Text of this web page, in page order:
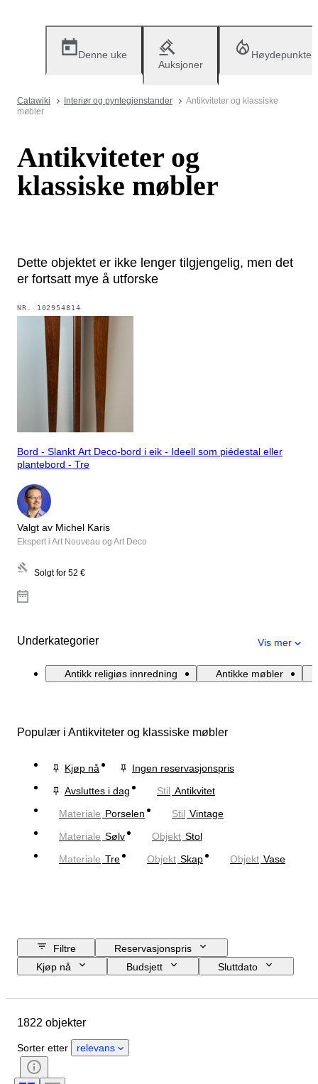
Denne uke
Auksjoner
Høydepunkter
Catawiki Interiør og pyntegjenstander
Antikviteter og klassiske
møbler
Antikviteter og
klassiske møbler
Dette objektet er ikke lenger tilgjengelig, men det
er fortsatt mye å utforske
NR. 102954814
Bord - Slankt Art Deco-bord i eik - Ideell som piédestal eller
plantebord - Tre
Valgt av Michel Karis
Ekspert i Art Nouveau og Art Deco
Solgt for 52 €
Underkategorier Vis mer
Antikk religiøs innredning Antikke møbler
Populær i Antikviteter og klassiske møbler
Kjøp nå
Ingen reservasjonspris
Avsluttes i dag
Stil Antikvitet
Materiale Porselen Stil Vintage
Materiale Sølv Objekt Stol
Materiale Tre Objekt Skap Objekt Vase
Filtre
Reservasjonspris
Kjøp nå
Budsjett
Sluttdato
Opprinnelsesland
Tilstand
Sertifisering
Signatur
1822 objekter
Sorter etter relevans